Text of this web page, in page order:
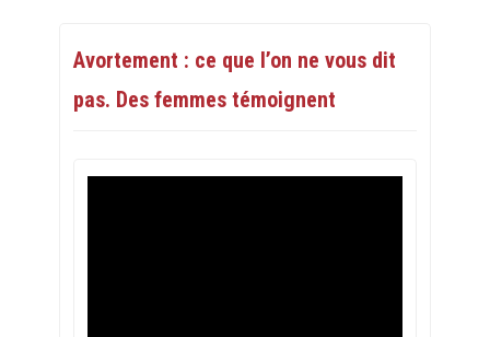
Avortement : ce que l’on ne vous dit
pas. Des femmes témoignent